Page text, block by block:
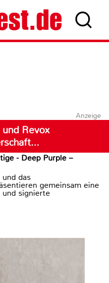
Anzeige
Revox
- Deep Purple –
das
gemeinsam eine
signierte